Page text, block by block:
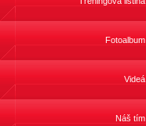
Fotoalbum
Videá
Náš tím